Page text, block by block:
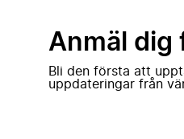
Anmäl dig
Bli den första att
uppdateringar från